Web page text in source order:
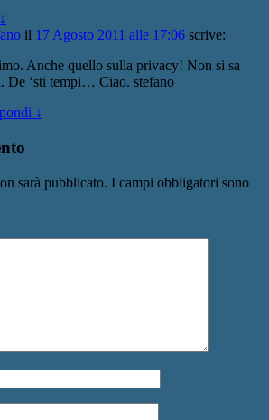
↓
il 17 Agosto 2011 alle 17:06 scrive:
Anche quello sulla privacy! Non si sa
De ‘sti tempi… Ciao. stefano
↓
sarà pubblicato. I campi obbligatori sono